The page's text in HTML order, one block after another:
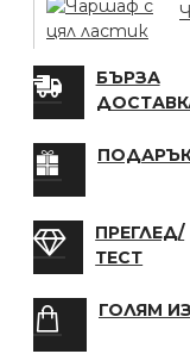
БЪРЗА
ПРЕГЛЕД/
ТЕСТ
ГОЛЯМ